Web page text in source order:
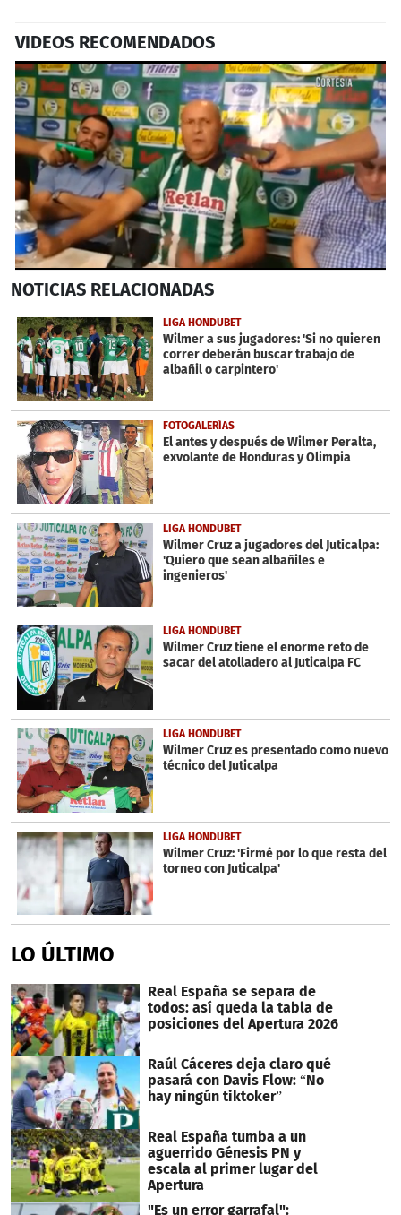
VIDEOS RECOMENDADOS
seconds
1
minute,
57
seconds
NOTICIAS RELACIONADAS
LIGA HONDUBET
Wilmer a sus jugadores: 'Si no quieren
correr deberán buscar trabajo de
albañil o carpintero'
FOTOGALERÍAS
El antes y después de Wilmer Peralta,
exvolante de Honduras y Olimpia
LIGA HONDUBET
Wilmer Cruz a jugadores del Juticalpa:
'Quiero que sean albañiles e
ingenieros'
LIGA HONDUBET
Wilmer Cruz tiene el enorme reto de
sacar del atolladero al Juticalpa FC
LIGA HONDUBET
Wilmer Cruz es presentado como nuevo
técnico del Juticalpa
LIGA HONDUBET
Wilmer Cruz: 'Firmé por lo que resta del
torneo con Juticalpa'
LO ÚLTIMO
Real España se separa de
todos: así queda la tabla de
posiciones del Apertura 2026
Raúl Cáceres deja claro qué
pasará con Davis Flow: “No
hay ningún tiktoker”
Real España tumba a un
aguerrido Génesis PN y
escala al primer lugar del
Apertura
"Es un error garrafal":